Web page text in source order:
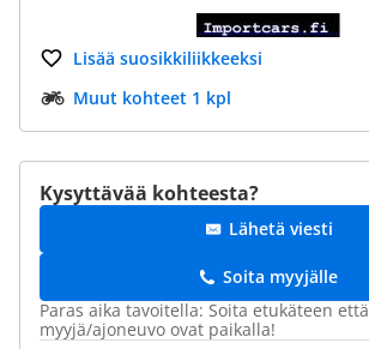
Lisää suosikkiliikkeeksi
Muut kohteet 1 kpl
Kysyttävää kohteesta?
Lähetä viesti
Soita myyjälle
Paras aika tavoitella: Soita etukäteen että
myyjä/ajoneuvo ovat paikalla!